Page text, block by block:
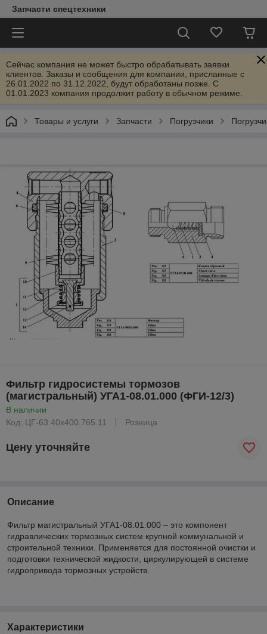
Запчасти спецтехники
Сейчас компания не может быстро обрабатывать заявки
клиентов. Заказы и сообщения для компании, присланные с
26.01.2022 по 31.12.2022, будут обработаны позже. С
01.01.2023 компания продолжит работу в обычном режиме.
Товары и услуги Запчасти Погрузчики
Фильтр гидросистемы тормозов
(магистральный) УГА1-08.01.000 (ФГИ-12/3)
В наличии
Код: ЦГ-63.40х400.765.11
Розница
Цену уточняйте
Описание
Фильтр магистральный УГА1-08.01.000 – это компонент
гидравлических тормозных систем крупной коммунальной и
строительной техники. Применяется для постоянной очистки и
подготовки технической жидкости, циркулирующей в системе
гидропривода тормозных устройств.
Характеристики